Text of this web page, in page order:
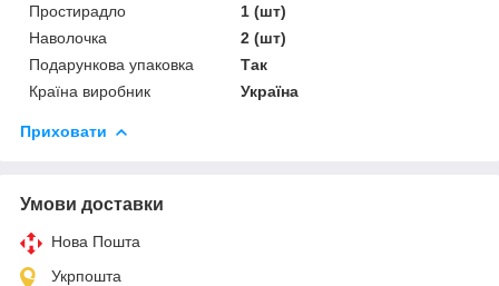
Простирадло
1 (шт)
Наволочка
2 (шт)
Подарункова упаковка
Так
Країна виробник
Україна
Приховати
Умови доставки
Нова Пошта
Укрпошта